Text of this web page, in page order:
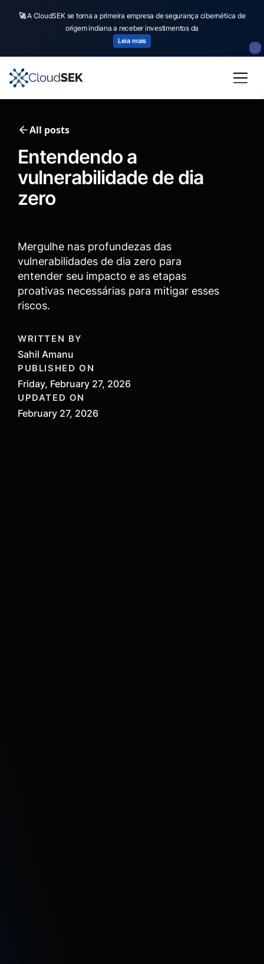
🚀CloudSEK becomes first Indian origin cybersecurity company to receive
investment fromUS statefund
Read more
All posts
Entendendo a
vulnerabilidade de dia
zero
Mergulhe nas profundezas das
vulnerabilidades de dia zero para
entender seu impacto e as etapas
proativas necessárias para mitigar esses
riscos.
WRITTEN BY
Sahil Amanu
PUBLISHED ON
Friday, February 27, 2026
UPDATED ON
February 27, 2026